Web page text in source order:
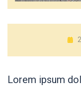
Lorem ipsum